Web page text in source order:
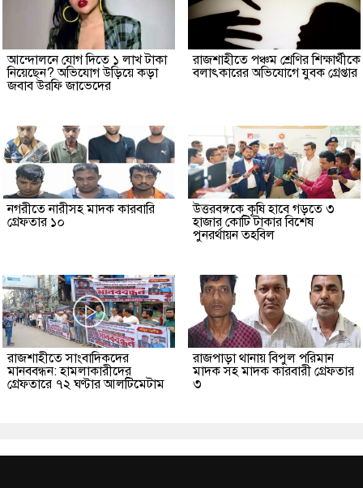
আন্দোলনে যোগ দিতে ১ লাখ টাকা
নিয়েছেন? অভিযোগ উড়িয়ে কড়া
জবাব উরফি জাভেদের
রাজশাহীতে পঞ্চম শ্রেণির শিক্ষার্থীকে
বলাৎকারের অভিযোগে যুবক গ্রেপ্তার
নগরীতে নারীসহ মাদক কারবারি
গ্রেফতার ১০
উত্তরবঙ্গকে কৃষি হাবে গড়তে ৩
হাজার কোটি টাকার বিশেষ
পুনরর্থায়ন তহবিল
রাজশাহীতে সাংবাদিকদের
মানববন্ধন: হামলাকারীদের
গ্রেফতারে ৭২ ঘণ্টার আলটিমেটাম
রাজপাড়া থানায় বিপুল পরিমান
মাদক সহ মাদক কারবারী গ্রেফতার
৩